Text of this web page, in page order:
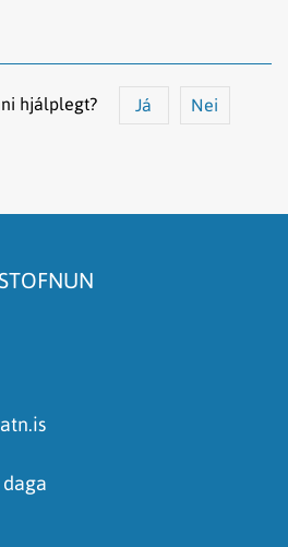
hjálplegt? Já Nei
á síðunni
það of flókið